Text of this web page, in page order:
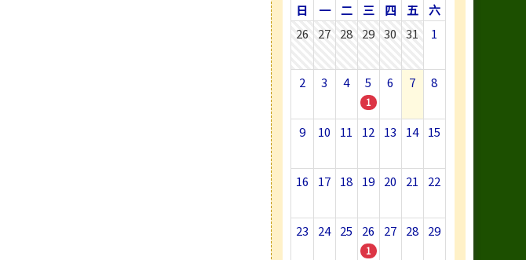
日 一 二 三 四 五
六
26
27 28 29 30 31 1
2 3 4 5
1
6 7 8
9 10 11 12 13 14 15
16 17 18 19 20 21 22
23 24 25 26
1
27 28 29